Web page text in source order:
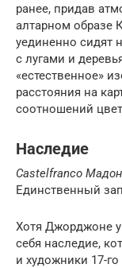
ранее, придав
алтарном образе
уединенно сидят
с лугами и
«естественное»
расстояния на
соотношений
Наследие
Castelfranco
Единственный
Хотя Джорджоне
себя наследие,
и художники 17-